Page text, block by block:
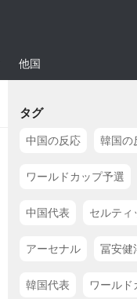
他国
タグ
中国の反応 韓国の
ワールドカップ予選
中国代表 セルティ
アーセナル 冨安健
韓国代表 ワールド